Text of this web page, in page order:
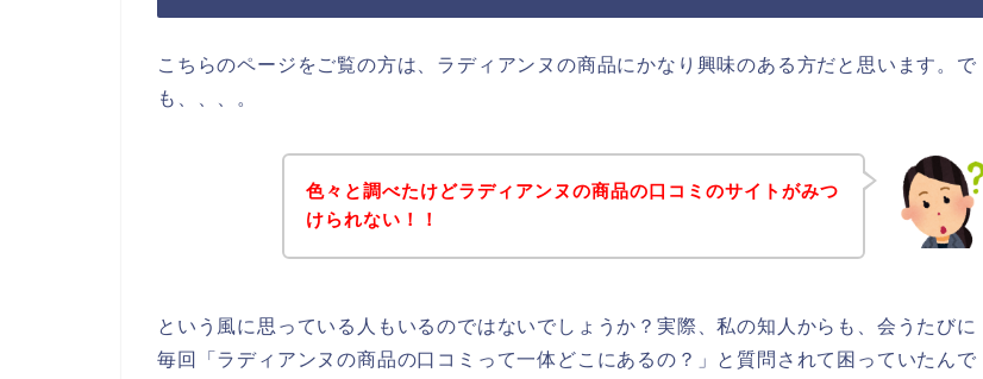
こちらのページをご覧の方は、ラディアンヌの商品にかなり興味のある方だと思います。で
も、、、。
色々と調べたけどラディアンヌの商品の口コミのサイトがみつ
けられない！！
という風に思っている人もいるのではないでしょうか？実際、私の知人からも、会うたびに
毎回「ラディアンヌの商品の口コミって一体どこにあるの？」と質問されて困っていたんで